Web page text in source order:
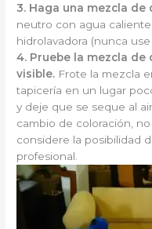
3. Haga una mezcla de
neutro con agua
hidrolavadora (nunca use
4. Pruebe la mezcla de
visible. Frote la mezcla
tapicería en un lugar
y deje que se seque al
cambio de coloración,
considere la posibilidad
profesional.